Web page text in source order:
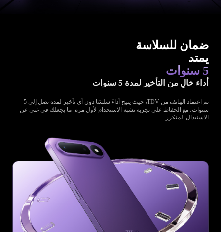
ضمان للسلاسة
يمتد
5 سنوات
أداء خالٍ من التأخير لمدة 5 سنوات
تم اعتماد الهاتف من TDV، حيث يتيح أداءً سلسًا دون أي تأخير لمدة تصل إلى 5
سنوات، مع الحفاظ على تجربة تشبه الاستخدام لأول مرة؛ ما يجعلك في غنى عن
الاستبدال المتكرر.